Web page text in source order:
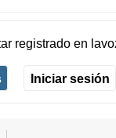
registradoen
Iniciar sesión